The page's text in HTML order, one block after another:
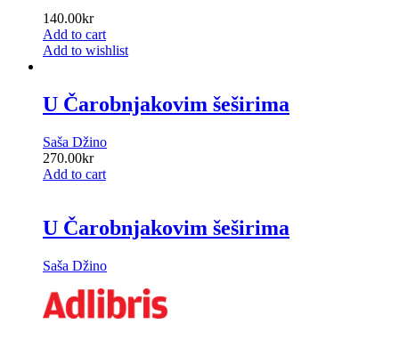
140.00kr
Add to cart
Add to wishlist
U Čarobnjakovim šeširima
Saša Džino
270.00kr
Add to cart
U Čarobnjakovim šeširima
Saša Džino